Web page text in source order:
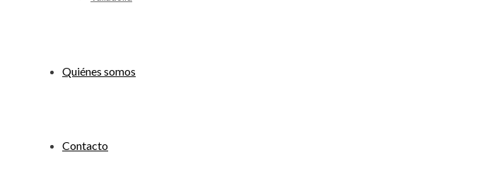
Quiénes somos
Contacto